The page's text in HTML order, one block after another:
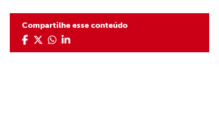
Compartilhe esse conteúdo